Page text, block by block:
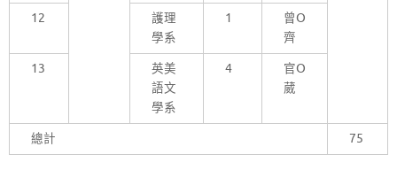
12
護理
學系
1
曾O
齊
13
英美
語文
學系
4
官O
葳
總計 75